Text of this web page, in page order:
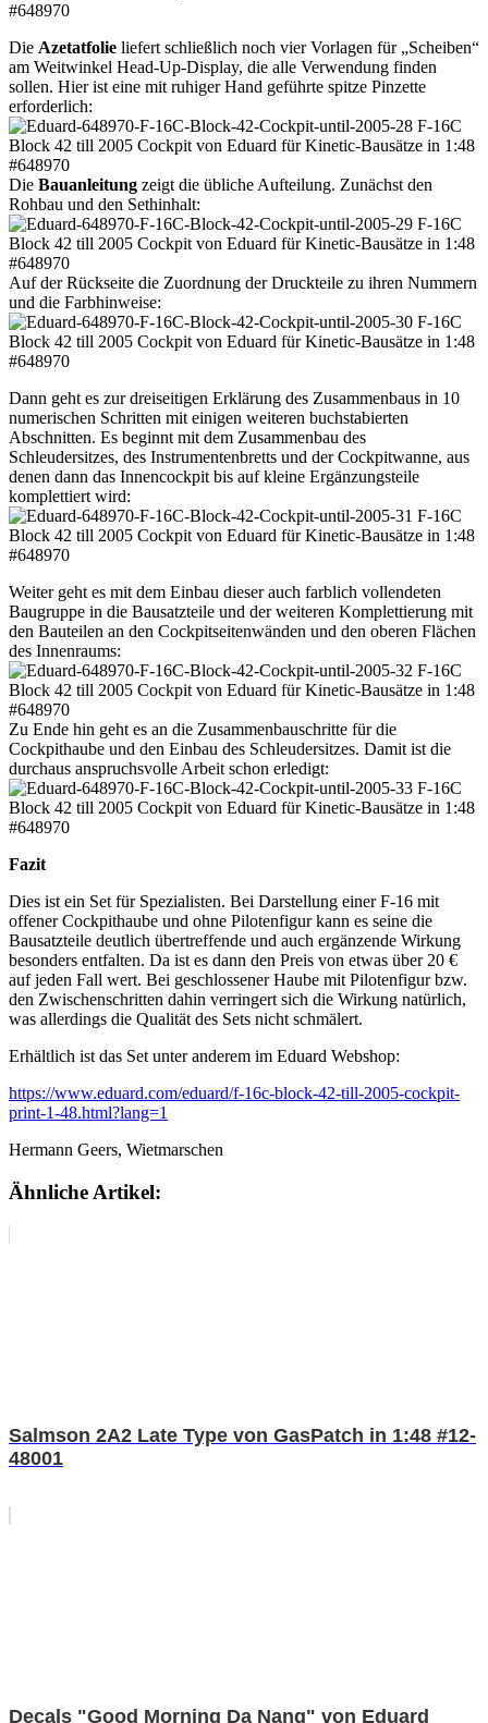
Die Azetatfolie liefert schließlich noch vier Vorlagen für „Scheiben“
am Weitwinkel Head-Up-Display, die alle Verwendung finden
sollen. Hier ist eine mit ruhiger Hand geführte spitze Pinzette
erforderlich:
Die Bauanleitung zeigt die übliche Aufteilung. Zunächst den
Rohbau und den Sethinhalt:
Auf der Rückseite die Zuordnung der Druckteile zu ihren Nummern
und die Farbhinweise:
Dann geht es zur dreiseitigen Erklärung des Zusammenbaus in 10
numerischen Schritten mit einigen weiteren buchstabierten
Abschnitten. Es beginnt mit dem Zusammenbau des
Schleudersitzes, des Instrumentenbretts und der Cockpitwanne, aus
denen dann das Innencockpit bis auf kleine Ergänzungsteile
komplettiert wird:
Weiter geht es mit dem Einbau dieser auch farblich vollendeten
Baugruppe in die Bausatzteile und der weiteren Komplettierung mit
den Bauteilen an den Cockpitseitenwänden und den oberen Flächen
des Innenraums:
Zu Ende hin geht es an die Zusammenbauschritte für die
Cockpithaube und den Einbau des Schleudersitzes. Damit ist die
durchaus anspruchsvolle Arbeit schon erledigt:
Fazit
Dies ist ein Set für Spezialisten. Bei Darstellung einer F-16 mit
offener Cockpithaube und ohne Pilotenfigur kann es seine die
Bausatzteile deutlich übertreffende und auch ergänzende Wirkung
besonders entfalten. Da ist es dann den Preis von etwas über 20 €
auf jeden Fall wert. Bei geschlossener Haube mit Pilotenfigur bzw.
den Zwischenschritten dahin verringert sich die Wirkung natürlich,
was allerdings die Qualität des Sets nicht schmälert.
Erhältlich ist das Set unter anderem im Eduard Webshop:
https://www.eduard.com/eduard/f-16c-block-42-till-2005-cockpit-
print-1-48.html?lang=1
Hermann Geers, Wietmarschen
Ähnliche Artikel:
Salmson 2A2 Late Type von GasPatch in 1:48 #12-
48001
Decals "Good Morning Da Nang" von Eduard